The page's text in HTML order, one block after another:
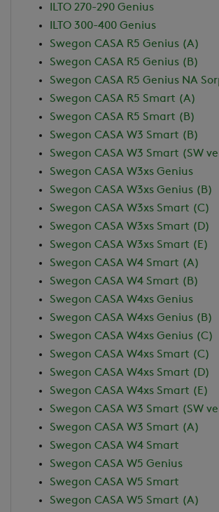
ILTO 270-290 Genius
ILTO 300-400 Genius
Swegon CASA R5 Genius (A)
Swegon CASA R5 Genius (B)
Swegon CASA R5 Genius NA
Swegon CASA R5 Smart (A)
Swegon CASA R5 Smart (B)
Swegon CASA W3 Smart (B)
Swegon CASA W3 Smart (SW
Swegon CASA W3xs Genius
Swegon CASA W3xs Genius (B)
Swegon CASA W3xs Smart (C)
Swegon CASA W3xs Smart (D)
Swegon CASA W3xs Smart (E)
Swegon CASA W4 Smart (A)
Swegon CASA W4 Smart (B)
Swegon CASA W4xs Genius
Swegon CASA W4xs Genius (B)
Swegon CASA W4xs Genius (C)
Swegon CASA W4xs Smart (C)
Swegon CASA W4xs Smart (D)
Swegon CASA W4xs Smart (E)
Swegon CASA W3 Smart (SW
Swegon CASA W3 Smart (A)
Swegon CASA W4 Smart
Swegon CASA W5 Genius
Swegon CASA W5 Smart
Swegon CASA W5 Smart (A)